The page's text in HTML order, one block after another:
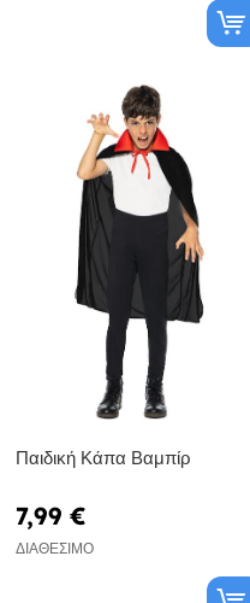
Παιδική Κάπα Βαμπίρ
7,99 €
ΔΙΑΘΈΣΙΜΟ